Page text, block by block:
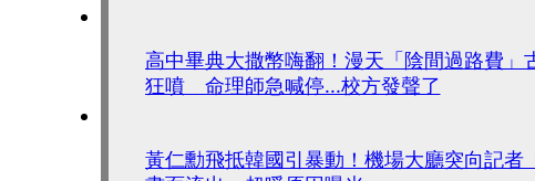
高中畢典大撒幣嗨翻！漫天「陰間過路費」
狂噴 命理師急喊停...校方發聲了
黃仁勳飛抵韓國引暴動！機場大廳突向記者